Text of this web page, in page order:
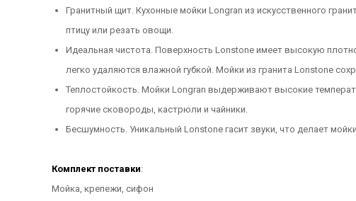
Гранитный щит. Кухонные мойки Longran из искусственного
птицу или резать овощи.
Идеальная чистота. Поверхность Lonstone имеет высокую
легко удаляются влажной губкой. Мойки из гранита Lonstone
Теплостойкость. Мойки Longran выдерживают высокие
горячие сковороды, кастрюли и чайники.
Бесшумность. Уникальный Lonstone гасит звуки, что делает
Комплект поставки:
Мойка, крепежи, сифон